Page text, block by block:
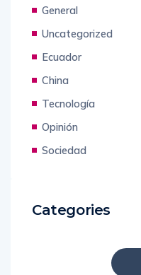
General
Uncategorized
Ecuador
China
Tecnología
Opinión
Sociedad
Categories